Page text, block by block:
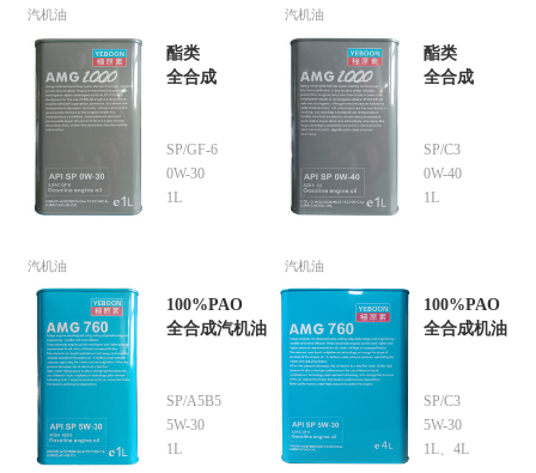
汽机油
酯类
全合成
SP/GF-6
0W-30
1L
汽机油
酯类
全合成
SP/C3
0W-40
1L
汽机油
100%PAO
全合成汽机油
SP/A5B5
5W-30
1L
汽机油
100%PAO
全合成机油
SP/C3
5W-30
1L、4L